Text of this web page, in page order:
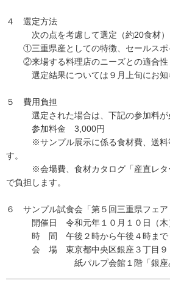
４ 選定方法
次の点を考慮して選定（約20食材）
①三重県産としての特徴、セールスポ
②来場する料理店のニーズとの適合性
選定結果については９月上旬にお知
５ 費用負担
選定された場合は、下記の参加料が
参加料金 3,000円
※サンプル展示に係る食材費、送料
す。
※会場費、食材カタログ「産直レタ
で負担します。
６ サンプル試食会「第５回三重県フェ
開催日 令和元年１０月１０日（木
時 間 午後２時から午後４時まで
会 場 東京都中央区銀座３丁目９
紙パルプ会館１階「銀座み